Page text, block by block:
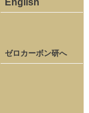
English
ゼロカーボン研へ